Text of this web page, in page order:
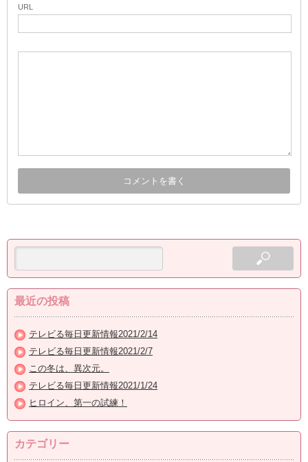
URL
最近の投稿
テレビる毎日更新情報2021/2/14
テレビる毎日更新情報2021/2/7
この冬は、異次元。
テレビる毎日更新情報2021/1/24
ヒロイン、第一の試練！
カテゴリー